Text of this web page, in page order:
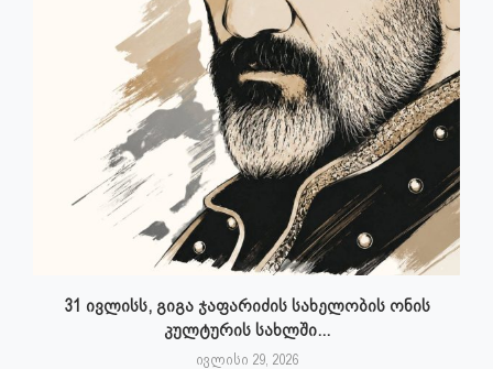
31 ივლისს, გიგა ჯაფარიძის სახელობის ონის
კულტურის სახლში...
ივლისი 29, 2026